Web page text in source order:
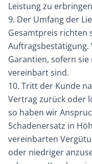
Leistung zu
9. Der Umfang der
Gesamtpreis richten
Auftragsbestätigung.
Garantien, sofern
vereinbart sind.
10. Tritt der Kunde
Vertrag zurück oder
so haben wir
Schadenersatz in
vereinbarten
oder niedriger